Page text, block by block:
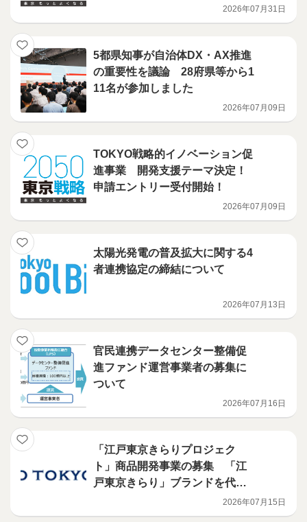
2026年07月31日
5都県知事が自治体DX・AX推進
の重要性を議論 28府県等から1
11名が参加しました
2026年07月09日
TOKYO戦略的イノベーション促
進事業 開発支援テーマ決定！
申請エントリー受付開始！
2026年07月09日
太陽光発電の普及拡大に関する4
者連携協定の締結について
2026年07月13日
官民連携データセンター整備促
進ファンド運営事業者の募集に
ついて
2026年07月16日
「江戸東京きらりプロジェク
ト」商品開発事業の募集 「江
戸東京きらり」ブランドを代表
する商品の開発を行う意欲ある
事業者を募集します！
2026年07月15日